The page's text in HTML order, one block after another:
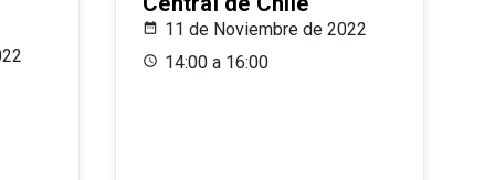
11 de Noviembre de 2022
14:00 a 16:00